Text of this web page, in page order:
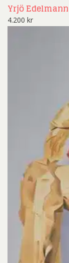
Yrjö
4.200 kr